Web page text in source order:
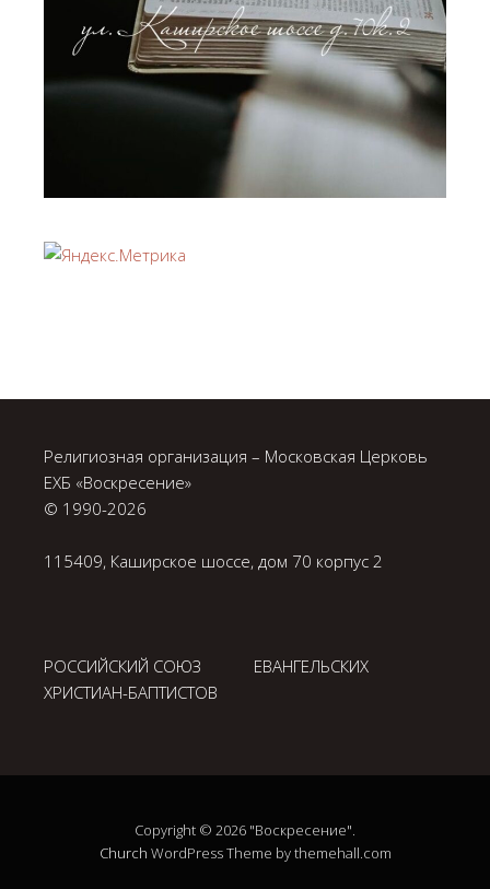
Религиозная организация – Московская Церковь
ЕХБ «Воскресение»
© 1990-2026
115409, Каширское шоссе, дом 70 корпус 2
РОССИЙСКИЙ СОЮЗ ЕВАНГЕЛЬСКИХ
ХРИСТИАН-БАПТИСТОВ
Copyright © 2026 "Воскресение".
Church WordPress Theme by themehall.com